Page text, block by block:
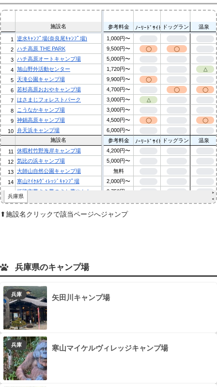
⬆︎施設名クリックで該当ページへジャンプ
兵庫県のキャンプ場
矢田川キャンプ場
兵庫
寒山マイケルヴィレッジキャンプ場
兵庫